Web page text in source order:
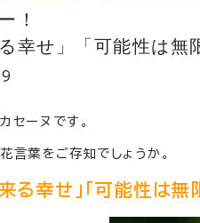
！
幸せ」「可能性は無
セーヌです。
言葉をご存知でしょうか。
来る幸せ」「可能性は無